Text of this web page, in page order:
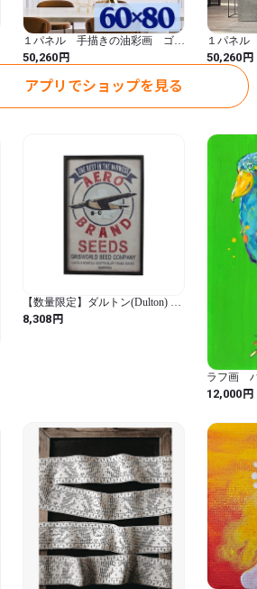
-----------------
【ご注意事項】
* 写真の原画を元に
* 1枚1枚作成するた
* PCのモニターに
* 注文を受けてか
* 商品到着時に、
ていただきます。
ご注文前に必ず
⇒http://
-----------------
・配送方法はゆう
（お選びいただけ
１パネル 手描きの油彩画 ゴッ
ホ 星月夜 黒猫アレンジ 絵
画 インテリア モダン アートパ
ネル 6017
50,260円
１パネ
ネ 睡蓮
インテリア モダン アートパネ
ル 6016
50,260円
アプリでショップを見る
【数量限定】ダルトン(Dulton) ア
ート フレーム AERO 懐かしくも
新しい普遍的アート 高さ600mm
8,308円
ラフ画
12,000円